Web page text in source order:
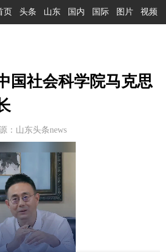
页 头条 山东 国内 国际 图片 视频
国社会科学院马克思
：山东头条news